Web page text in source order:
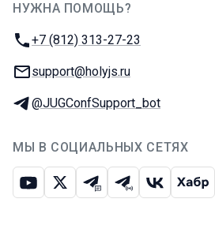
НУЖНА ПОМОЩЬ?
Телефон:
+7 (812) 313-27-23
E-mail:
support@holyjs.ru
Телеграм:
@JUGConfSupport_bot
МЫ В СОЦИАЛЬНЫХ СЕТЯХ
ЮтубИкс Телеграм-чат
Телеграм-канал
ВКонтакте
Хабр